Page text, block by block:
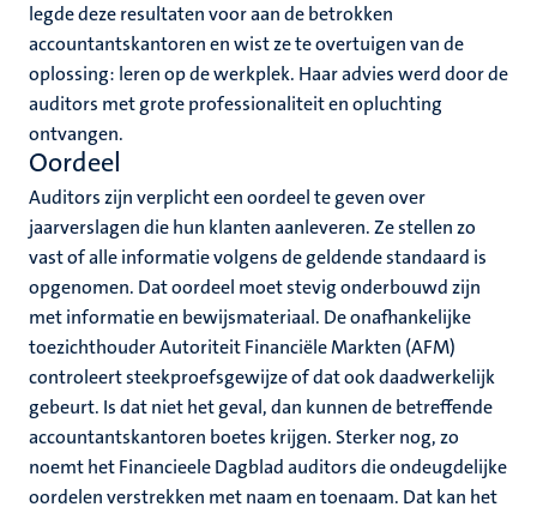
legde deze resultaten voor aan de betrokken
accountantskantoren en wist ze te overtuigen van de
oplossing: leren op de werkplek. Haar advies werd door de
auditors met grote professionaliteit en opluchting
ontvangen.
Oordeel
Auditors zijn verplicht een oordeel te geven over
jaarverslagen die hun klanten aanleveren. Ze stellen zo
vast of alle informatie volgens de geldende standaard is
opgenomen. Dat oordeel moet stevig onderbouwd zijn
met informatie en bewijsmateriaal. De onafhankelijke
toezichthouder Autoriteit Financiële Markten (AFM)
controleert steekproefsgewijze of dat ook daadwerkelijk
gebeurt. Is dat niet het geval, dan kunnen de betreffende
accountantskantoren boetes krijgen. Sterker nog, zo
noemt het Financieele Dagblad auditors die ondeugdelijke
oordelen verstrekken met naam en toenaam. Dat kan het